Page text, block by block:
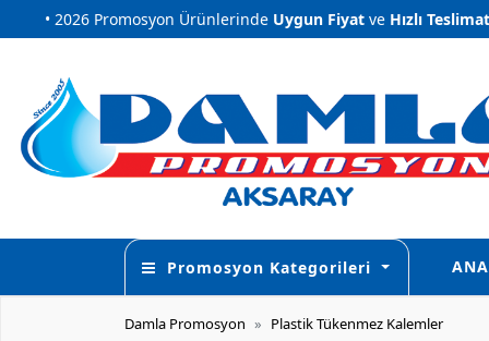
Promosyon ÜrünlerindeUygun FiyatveHızlı Teslimat•
Promosyon Kategorileri
Damla Promosyon Plastik Tükenmez Kalemler